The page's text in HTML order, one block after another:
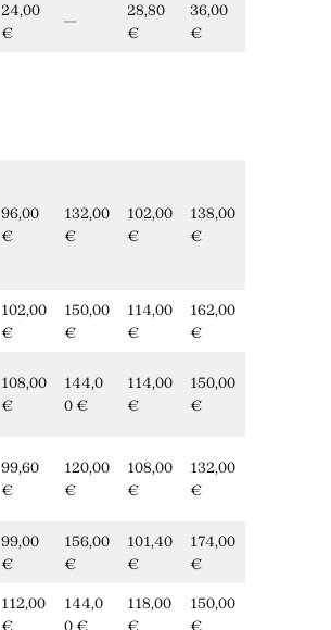
24,00
€
—
28,80
€
36,00
€
96,00
€
132,00
€
102,00
€
138,00
€
102,00
€
150,00
€
114,00
€
162,00
€
108,00
€
144,0
0 €
114,00
€
150,00
€
99,60
€
120,00
€
108,00
€
132,00
€
99,00
€
156,00
€
101,40
€
174,00
€
112,00
144,0
118,00
150,00